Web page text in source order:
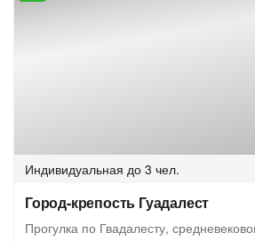
Индивидуальная до 3 чел.
Город-крепость Гуадалест
Прогулка по Гвадалесту,